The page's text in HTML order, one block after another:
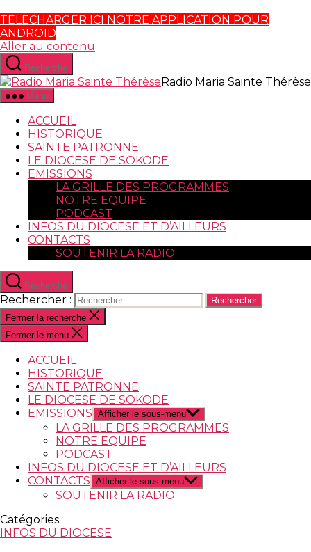
TELECHARGER ICI NOTRE APPLICATION POUR
ANDROID
Aller au contenu
Recherche
Radio Maria Sainte Thérèse
Menu
ACCUEIL
HISTORIQUE
SAINTE PATRONNE
LE DIOCESE DE SOKODE
EMISSIONS
LA GRILLE DES PROGRAMMES
NOTRE EQUIPE
PODCAST
INFOS DU DIOCESE ET D’AILLEURS
CONTACTS
SOUTENIR LA RADIO
Recherche
Rechercher :
Fermer la recherche
Fermer le menu
ACCUEIL
HISTORIQUE
SAINTE PATRONNE
LE DIOCESE DE SOKODE
EMISSIONS Afficher le sous-menu
LA GRILLE DES PROGRAMMES
NOTRE EQUIPE
PODCAST
INFOS DU DIOCESE ET D’AILLEURS
CONTACTS Afficher le sous-menu
SOUTENIR LA RADIO
Catégories
INFOS DU DIOCESE